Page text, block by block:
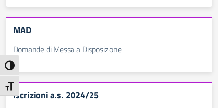
Attiva/disattiva alto contrasto
Attiva/disattiva dimensione testo
MAD
Domande di Messa a Disposizione
Iscrizioni a.s. 2024/25